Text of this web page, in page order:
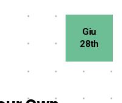
Giu
28th